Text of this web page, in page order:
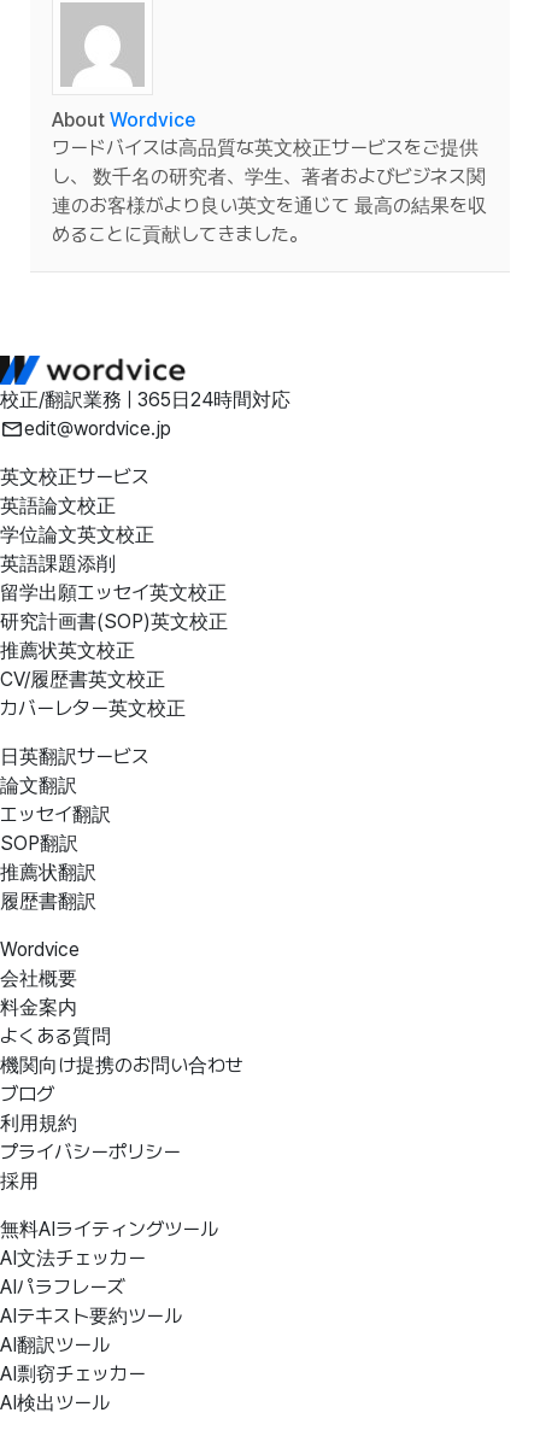
About Wordvice
ワードバイスは高品質な英文校正サービスをご提供
し、 数千名の研究者、学生、著者およびビジネス関
連のお客様がより良い英文を通じて 最高の結果を収
めることに貢献してきました。
校正/翻訳業務 | 365日24時間対応
edit@wordvice.jp
英文校正サービス
英語論文校正
学位論文英文校正
英語課題添削
留学出願エッセイ英文校正
研究計画書(SOP)英文校正
推薦状英文校正
CV/履歴書英文校正
カバーレター英文校正
日英翻訳サービス
論文翻訳
エッセイ翻訳
SOP翻訳
推薦状翻訳
履歴書翻訳
Wordvice
会社概要
料金案内
よくある質問
機関向け提携のお問い合わせ
ブログ
利用規約
プライバシーポリシー
採用
無料AIライティングツール
AI文法チェッカー
AIパラフレーズ
AIテキスト要約ツール
AI翻訳ツール
AI剽窃チェッカー
AI検出ツール